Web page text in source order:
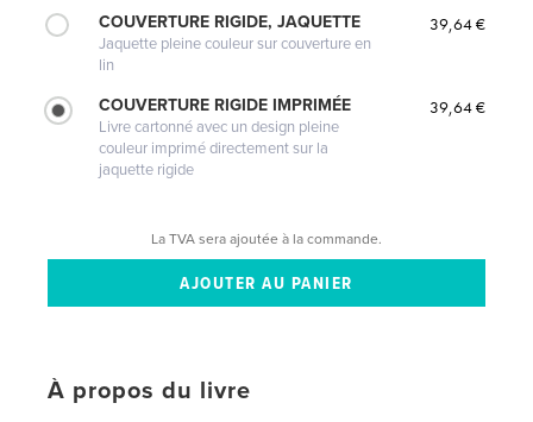
COUVERTURE RIGIDE, JAQUETTE
Jaquette pleine couleur sur couverture en
lin
39,64 €
COUVERTURE RIGIDE IMPRIMÉE
Livre cartonné avec un design pleine
couleur imprimé directement sur la
jaquette rigide
39,64 €
La TVA sera ajoutée à la commande.
À propos du livre